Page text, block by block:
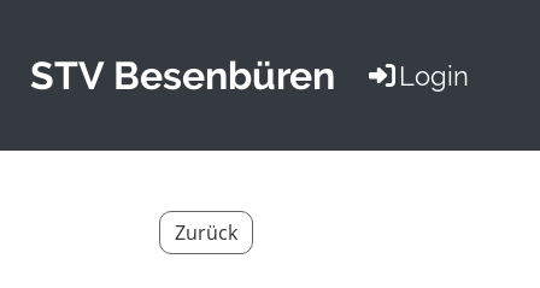
Login
STV Besenbüren
Zurück